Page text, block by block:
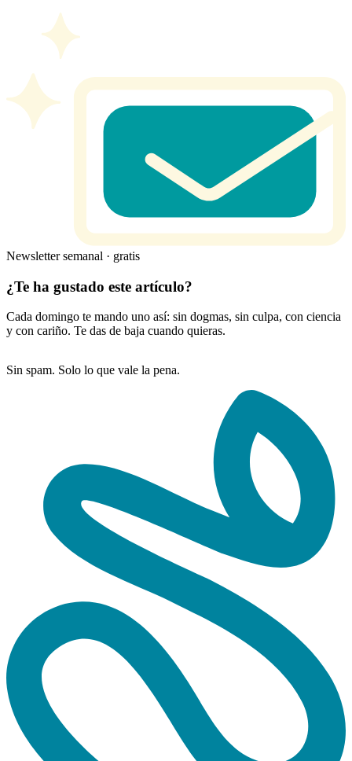
Newsletter semanal · gratis
¿Te ha gustado este artículo?
Cada domingo te mando uno así: sin dogmas, sin culpa, con ciencia
y con cariño. Te das de baja cuando quieras.
Sin spam. Solo lo que vale la pena.